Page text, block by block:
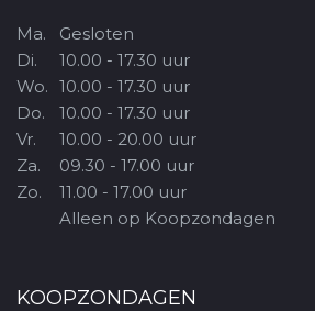
Ma.
Di.
Wo.
Do.
Vr.
Za.
Zo.
Gesloten
10.00 - 17.30 uur
10.00 - 17.30 uur
10.00 - 17.30 uur
10.00 - 20.00 uur
09.30 - 17.00 uur
11.00 - 17.00 uur
Alleen op Koopzondagen
KOOPZONDAGEN